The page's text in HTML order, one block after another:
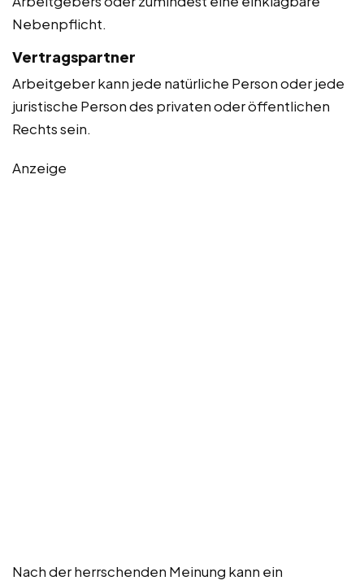
Nebenpflicht.
Vertragspartner
Arbeitgeber kann jede natürliche Person oder jede
juristische Person des privaten oder öffentlichen
Rechts sein.
Anzeige
Nach der herrschenden Meinung kann ein